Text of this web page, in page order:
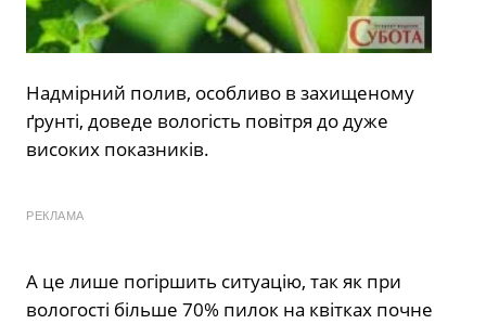
Надмірний полив, особливо в захищеному
ґрунті, доведе вологість повітря до дуже
високих показників.
РЕКЛАМА
А це лише погіршить ситуацію, так як при
вологості більше 70% пилок на квітках почне